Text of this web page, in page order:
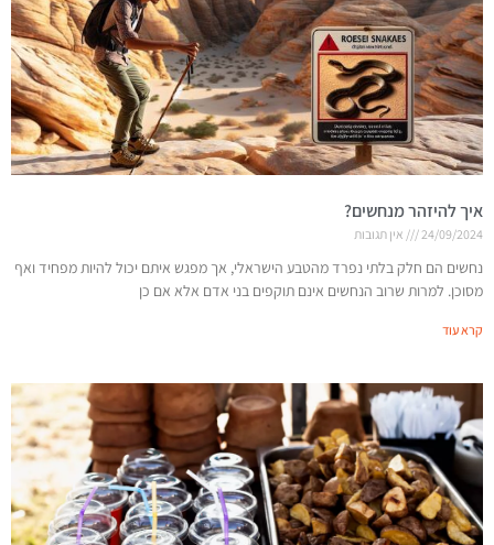
איך להיזהר מנחשים?
24/09/2024 אין תגובות
נחשים הם חלק בלתי נפרד מהטבע הישראלי, אך מפגש איתם יכול להיות מפחיד ואף
מסוכן. למרות שרוב הנחשים אינם תוקפים בני אדם אלא אם כן
קרא עוד